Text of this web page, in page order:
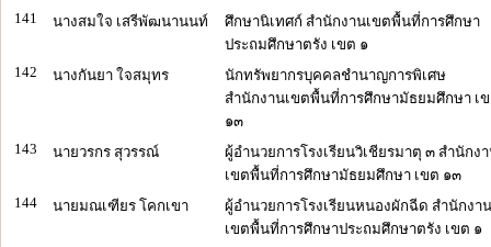
141
นางสมใจ เสรีพัฒนานนท์
ศึกษานิเทศก์ สำนักงานเขตพื้นที่การศึกษา
ประถมศึกษาตรัง เขต ๑
142
นางกันยา ใจสมุทร
นักทรัพยากรบุคคลชำนาญการพิเศษ
สำนักงานเขตพื้นที่การศึกษามัธยมศึกษา เ
๑๓
143
นายวรกร สุวรรณ์
ผู้อำนวยการโรงเรียนวิเชียรมาตุ ๓ สำนักง
เขตพื้นที่การศึกษามัธยมศึกษา เขต ๑๓
144
นายมณเฑียร โคกเขา
ผู้อำนวยการโรงเรียนหนองผักฉีด สำนักงาน
เขตพื้นที่การศึกษาประถมศึกษาตรัง เขต ๑